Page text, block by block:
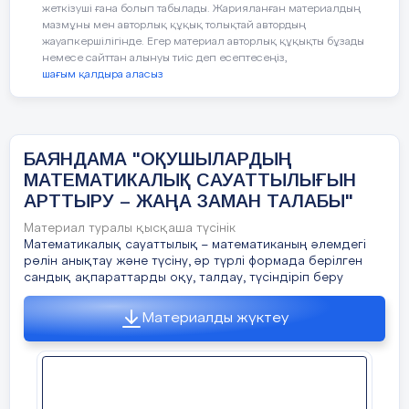
Сұрақ 1: Мектеп асханасы
Осы ұзын үстелді айнала қанша оқушы
отыра алады?
Құзыреттілік: Байланыс орнату
Математикалық аймағы: Кеңістік пен
форма
Жағдаяты: Жергілікті
Деңгейі: Төменгі
Дұрыс жауабы:
І. Кіріспе...........
ІІ. Негізгі бөлім
2.1. Функционалдық сауаттылық
неге керек?...........................................5
2.2. Функционалдық сауаттылық
жеткізуші ғана болып табылады. Жарияланған материалдың
мазмұны мен авторлық құқық толықтай автордың
жауапкершілігінде. Егер материал авторлық құқықты бұзады
немесе сайттан алынуы тиіс деп есептесеңіз,
шағым қалдыра аласыз
БАЯНДАМА "ОҚУШЫЛАРДЫҢ
МАТЕМАТИКАЛЫҚ САУАТТЫЛЫҒЫН
АРТТЫРУ – ЖАҢА ЗАМАН ТАЛАБЫ"
Материал туралы қысқаша түсінік
Математикалық сауаттылық – математиканың әлемдегі
рөлін анықтау және түсіну, әр түрлі формада берілген
сандық ақпараттарды оқу, талдау, түсіндіріп беру
Материалды жүктеу